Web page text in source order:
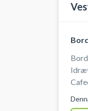
Cafeområdet. En
skal